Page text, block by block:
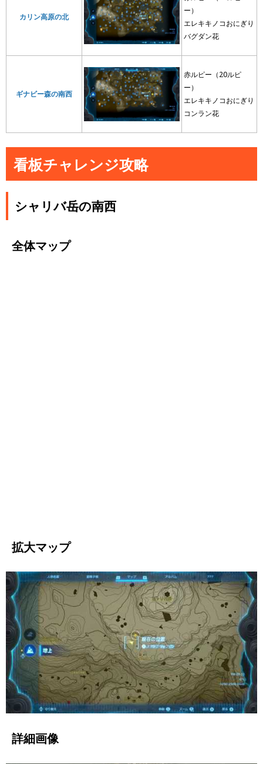
カリン高原の北
ー）
エレキキノコおにぎり
バグダン花
ギナビー森の南西
赤ルピー（20ルピ
ー）
エレキキノコおにぎり
コンラン花
看板チャレンジ攻略
シャリバ岳の南西
全体マップ
拡大マップ
詳細画像